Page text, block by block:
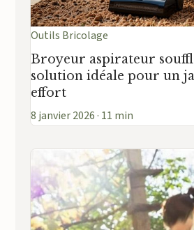
Outils Bricolage
Broyeur aspirateur
solution idéale pour un
effort
8 janvier 2026 · 11 min